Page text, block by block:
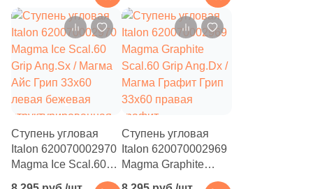
левая серая
структурированная
под камень
33x60 левая
бежевая / серая
структурированная
под камень
Ступень угловая
Italon 620070002970
Magma Ice Scal.60
Grip Ang.Sx / Магма
Ступень угловая
Italon 620070002969
Magma Graphite
Scal.60 Grip Ang.Dx /